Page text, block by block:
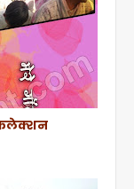
कलेक्शन